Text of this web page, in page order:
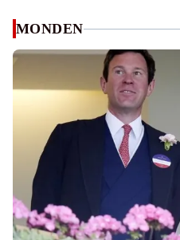
MONDEN